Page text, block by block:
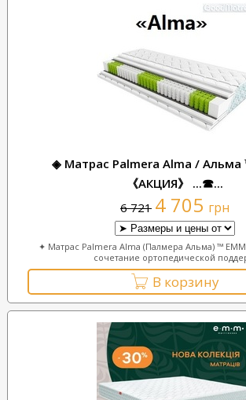
◈ Матрас Palmera Alma / Альма ™
《АКЦИЯ》 ...☎...
6 721 4 705 грн
✦ Матрас Palmera Alma (Палмера Альма) ™
сочетание ортопедической
В корзину